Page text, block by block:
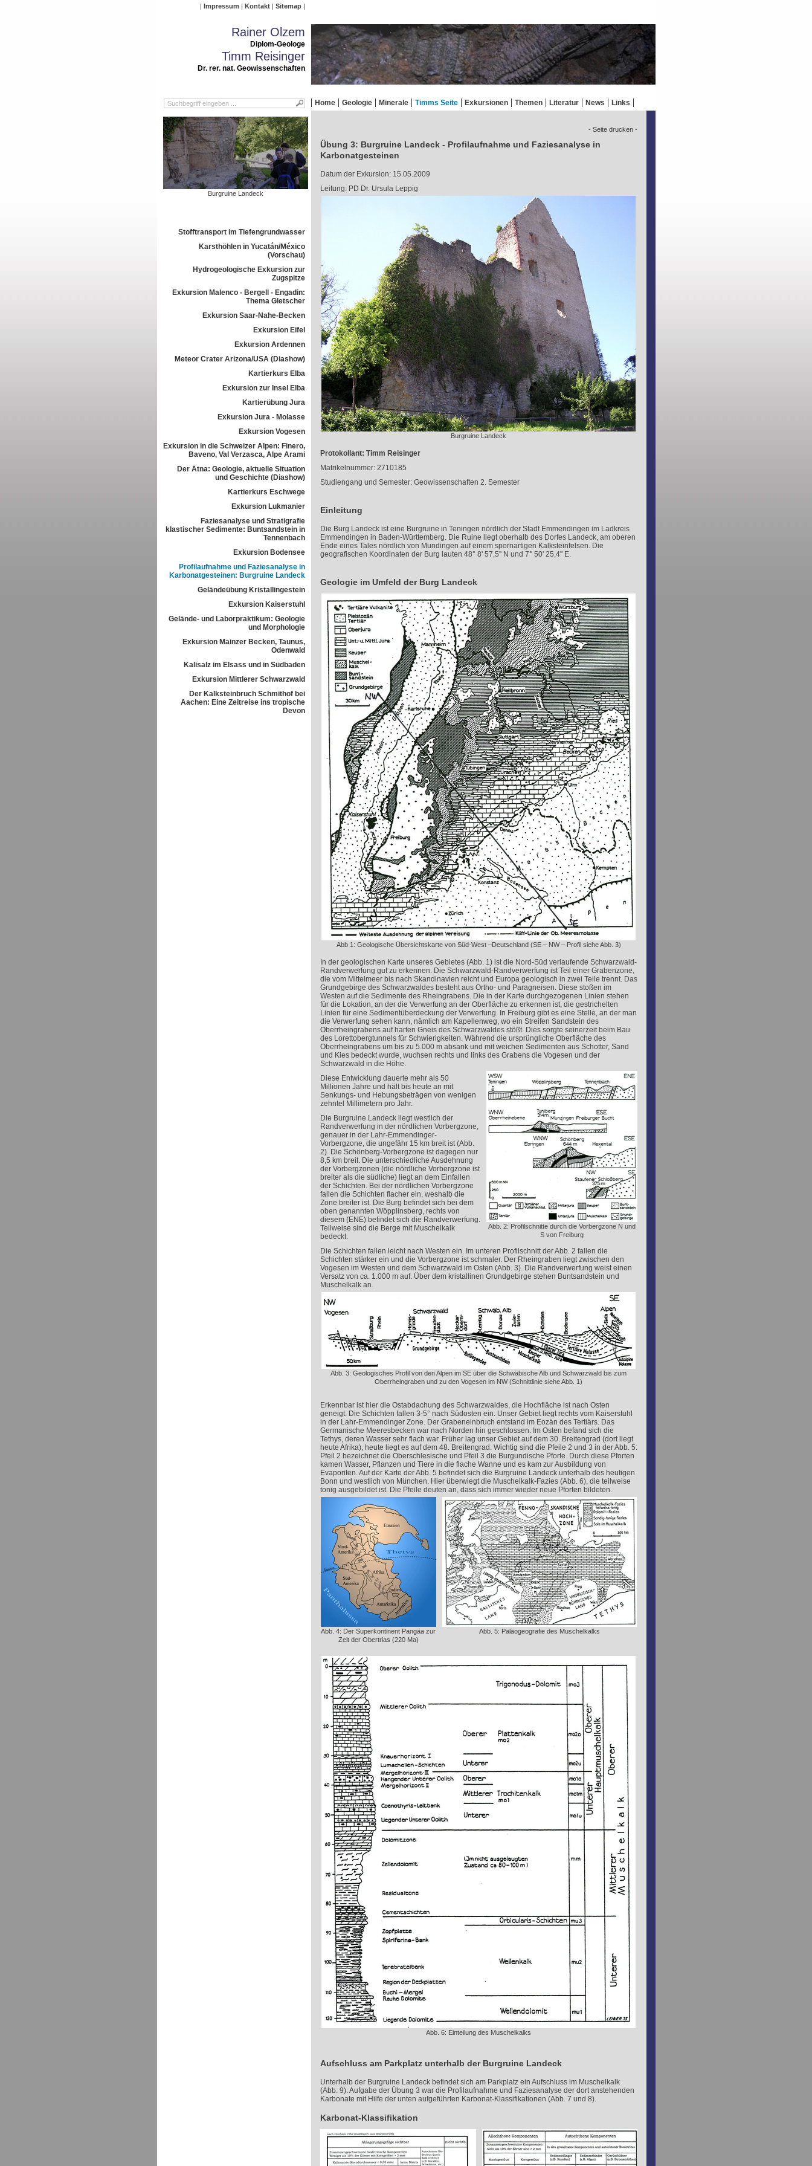
Impressum Kontakt Sitemap
Rainer Olzem
Diplom-Geologe
Timm Reisinger
Dr. rer. nat. Geowissenschaften
Home Geologie Minerale Timms Seite Exkursionen Themen Literatur News Links
Burgruine Landeck
Stofftransport im Tiefengrundwasser
Karsthöhlen in Yucatán/México
(Vorschau)
Hydrogeologische Exkursion zur
Zugspitze
Exkursion Malenco - Bergell - Engadin:
Thema Gletscher
Exkursion Saar-Nahe-Becken
Exkursion Eifel
Exkursion Ardennen
Meteor Crater Arizona/USA (Diashow)
Kartierkurs Elba
Exkursion zur Insel Elba
Kartierübung Jura
Exkursion Jura - Molasse
Exkursion Vogesen
Exkursion in die Schweizer Alpen: Finero,
Baveno, Val Verzasca, Alpe Arami
Der Ätna: Geologie, aktuelle Situation
und Geschichte (Diashow)
Kartierkurs Eschwege
Exkursion Lukmanier
Faziesanalyse und Stratigrafie
klastischer Sedimente: Buntsandstein in
Tennenbach
Exkursion Bodensee
Profilaufnahme und Faziesanalyse in
Karbonatgesteinen: Burgruine Landeck
Geländeübung Kristallingestein
Exkursion Kaiserstuhl
Gelände- und Laborpraktikum: Geologie
und Morphologie
Exkursion Mainzer Becken, Taunus,
Odenwald
Kalisalz im Elsass und in Südbaden
Exkursion Mittlerer Schwarzwald
Der Kalksteinbruch Schmithof bei
Aachen: Eine Zeitreise ins tropische
Devon
- Seite drucken -
Übung 3: Burgruine Landeck - Profilaufnahme und Faziesanalyse in
Karbonatgesteinen
Datum der Exkursion: 15.05.2009
Leitung: PD Dr. Ursula Leppig
Burgruine Landeck
Protokollant: Timm Reisinger
Matrikelnummer: 2710185
Studiengang und Semester: Geowissenschaften 2. Semester
Einleitung
Die Burg Landeck ist eine Burgruine in Teningen nördlich der Stadt Emmendingen im Ladkreis
Emmendingen in Baden-Württemberg. Die Ruine liegt oberhalb des Dorfes Landeck, am oberen
Ende eines Tales nördlich von Mundingen auf einem spornartigen Kalksteinfelsen. Die
geografischen Koordinaten der Burg lauten 48° 8' 57,5'' N und 7° 50' 25,4'' E.
Geologie im Umfeld der Burg Landeck
Abb 1: Geologische Übersichtskarte von Süd-West –Deutschland (SE – NW – Profil siehe Abb. 3)
In der geologischen Karte unseres Gebietes (Abb. 1) ist die Nord-Süd verlaufende Schwarzwald-
Randverwerfung gut zu erkennen. Die Schwarzwald-Randverwerfung ist Teil einer Grabenzone,
die vom Mittelmeer bis nach Skandinavien reicht und Europa geologisch in zwei Teile trennt. Das
Grundgebirge des Schwarzwaldes besteht aus Ortho- und Paragneisen. Diese stoßen im
Westen auf die Sedimente des Rheingrabens. Die in der Karte durchgezogenen Linien stehen
für die Lokation, an der die Verwerfung an der Oberfläche zu erkennen ist, die gestrichelten
Linien für eine Sedimentüberdeckung der Verwerfung. In Freiburg gibt es eine Stelle, an der man
die Verwerfung sehen kann, nämlich am Kapellenweg, wo ein Streifen Sandstein des
Oberrheingrabens auf harten Gneis des Schwarzwaldes stößt. Dies sorgte seinerzeit beim Bau
des Lorettobergtunnels für Schwierigkeiten. Während die ursprüngliche Oberfläche des
Oberrheingrabens um bis zu 5.000 m absank und mit weichen Sedimenten aus Schotter, Sand
und Kies bedeckt wurde, wuchsen rechts und links des Grabens die Vogesen und der
Schwarzwald in die Höhe.
Abb. 2: Profilschnitte durch die Vorbergzone N und
S von Freiburg
Diese Entwicklung dauerte mehr als 50
Millionen Jahre und hält bis heute an mit
Senkungs- und Hebungsbeträgen von wenigen
zehntel Millimetern pro Jahr.
Die Burgruine Landeck liegt westlich der
Randverwerfung in der nördlichen Vorbergzone,
genauer in der Lahr-Emmendinger-
Vorbergzone, die ungefähr 15 km breit ist (Abb.
2). Die Schönberg-Vorbergzone ist dagegen nur
8,5 km breit. Die unterschiedliche Ausdehnung
der Vorbergzonen (die nördliche Vorbergzone ist
breiter als die südliche) liegt an dem Einfallen
der Schichten. Bei der nördlichen Vorbergzone
fallen die Schichten flacher ein, weshalb die
Zone breiter ist. Die Burg befindet sich bei dem
oben genannten Wöpplinsberg, rechts von
diesem (ENE) befindet sich die Randverwerfung.
Teilweise sind die Berge mit Muschelkalk
bedeckt.
Die Schichten fallen leicht nach Westen ein. Im unteren Profilschnitt der Abb. 2 fallen die
Schichten stärker ein und die Vorbergzone ist schmaler. Der Rheingraben liegt zwischen den
Vogesen im Westen und dem Schwarzwald im Osten (Abb. 3). Die Randverwerfung weist einen
Versatz von ca. 1.000 m auf. Über dem kristallinen Grundgebirge stehen Buntsandstein und
Muschelkalk an.
Abb. 3: Geologisches Profil von den Alpen im SE über die Schwäbische Alb und Schwarzwald bis zum
Oberrheingraben und zu den Vogesen im NW (Schnittlinie siehe Abb. 1)
Erkennbar ist hier die Ostabdachung des Schwarzwaldes, die Hochfläche ist nach Osten
geneigt. Die Schichten fallen 3-5° nach Südosten ein. Unser Gebiet liegt rechts vom Kaiserstuhl
in der Lahr-Emmendinger Zone. Der Grabeneinbruch entstand im Eozän des Tertiärs. Das
Germanische Meeresbecken war nach Norden hin geschlossen. Im Osten befand sich die
Tethys, deren Wasser sehr flach war. Früher lag unser Gebiet auf dem 30. Breitengrad (dort liegt
heute Afrika), heute liegt es auf dem 48. Breitengrad. Wichtig sind die Pfeile 2 und 3 in der Abb. 5:
Pfeil 2 bezeichnet die Oberschlesische und Pfeil 3 die Burgundische Pforte. Durch diese Pforten
kamen Wasser, Pflanzen und Tiere in die flache Wanne und es kam zur Ausbildung von
Evaporiten. Auf der Karte der Abb. 5 befindet sich die Burgruine Landeck unterhalb des heutigen
Bonn und westlich von München. Hier überwiegt die Muschelkalk-Fazies (Abb. 6), die teilweise
tonig ausgebildet ist. Die Pfeile deuten an, dass sich immer wieder neue Pforten bildeten.
Abb. 4: Der Superkontinent Pangäa zur
Zeit der Obertrias (220 Ma)
Abb. 5: Paläogeografie des Muschelkalks
Abb. 6: Einteilung des Muschelkalks
Aufschluss am Parkplatz unterhalb der Burgruine Landeck
Unterhalb der Burgruine Landeck befindet sich am Parkplatz ein Aufschluss im Muschelkalk
(Abb. 9). Aufgabe der Übung 3 war die Profilaufnahme und Faziesanalyse der dort anstehenden
Karbonate mit Hilfe der unten aufgeführten Karbonat-Klassifikationen (Abb. 7 und 8).
Karbonat-Klassifikation